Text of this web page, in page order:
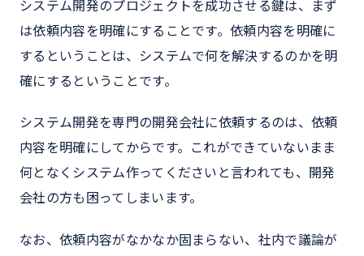
システム開発のプロジェクトを成功させる鍵は、まず
は依頼内容を明確にすることです。依頼内容を明確に
するということは、システムで何を解決するのかを明
確にするということです。
システム開発を専門の開発会社に依頼するのは、依頼
内容を明確にしてからです。これができていないまま
何となくシステム作ってくださいと言われても、開発
会社の方も困ってしまいます。
なお、依頼内容がなかなか固まらない、社内で議論が